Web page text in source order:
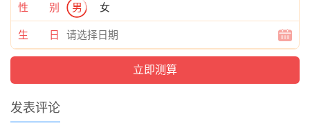
性 别 男 女
生 日
发表评论